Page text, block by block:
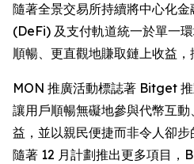
隨著全景交易所持續將中心化
(DeFi) 及支付軌道統一於單一
順暢、更直觀地賺取鏈上收益，
MON 推廣活動標誌著 Bitget 推
讓用戶順暢無礙地參與代幣互
益，並以親民便捷而非令人卻步
隨著 12 月計劃推出更多項目，